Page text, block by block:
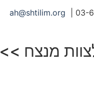
ah@shtilim.org
מנצח >>